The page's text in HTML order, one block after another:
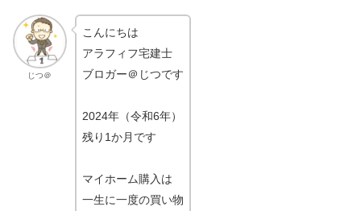
じつ＠
こんにちは
アラフィフ宅建士
ブロガー＠じつです
2024年（令和6年）
残り1か月です
マイホーム購入は
一生に一度の買い物